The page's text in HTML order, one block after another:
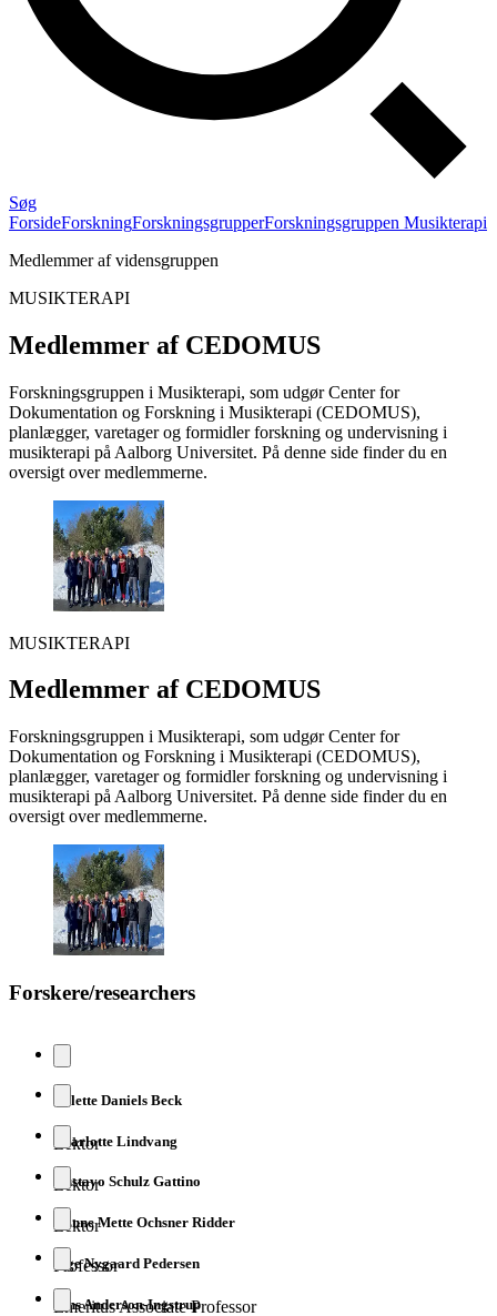
Søg
ForsideForskningForskningsgrupperForskningsgruppen Musikterapi
Medlemmer af vidensgruppen
MUSIKTERAPI
Medlemmer af CEDOMUS
Forskningsgruppen i Musikterapi, som udgør Center for
Dokumentation og Forskning i Musikterapi (CEDOMUS),
planlægger, varetager og formidler forskning og undervisning i
musikterapi på Aalborg Universitet. På denne side finder du en
oversigt over medlemmerne.
MUSIKTERAPI
Medlemmer af CEDOMUS
Forskningsgruppen i Musikterapi, som udgør Center for
Dokumentation og Forskning i Musikterapi (CEDOMUS),
planlægger, varetager og formidler forskning og undervisning i
musikterapi på Aalborg Universitet. På denne side finder du en
oversigt over medlemmerne.
Forskere/researchers
Bolette Daniels Beck
Lektor
Charlotte Lindvang
Lektor
Gustavo Schulz Gattino
Lektor
Hanne Mette Ochsner Ridder
Professor
Inge Nygaard Pedersen
Emeritus Associate Professor
Jens Anderson-Ingstrup